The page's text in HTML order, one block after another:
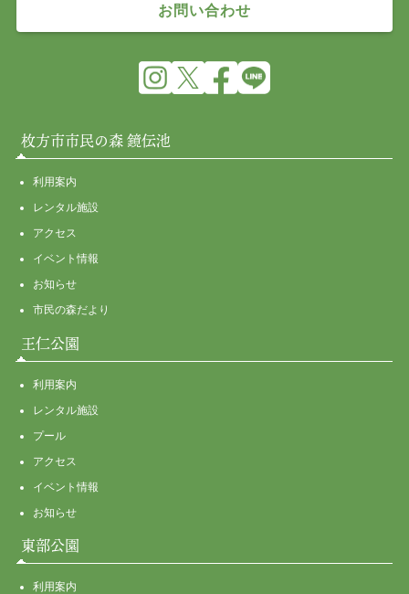
お問い合わせ
枚方市市民の森 鏡伝池
利用案内
レンタル施設
アクセス
イベント情報
お知らせ
市民の森だより
王仁公園
利用案内
レンタル施設
プール
アクセス
イベント情報
お知らせ
東部公園
利用案内